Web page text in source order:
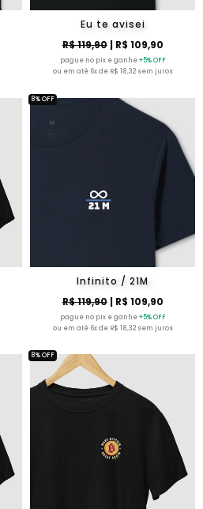
Eu te avisei
R$ 119,90| R$ 109,90
pague no pix e ganhe+5% OFF
ou em até 6x de R$ 18,32 sem juros
Infinito / 21M
R$ 119,90| R$ 109,90
pague no pix e ganhe+5% OFF
ou em até 6x de R$ 18,32 sem juros
8% OFF
8% OFF